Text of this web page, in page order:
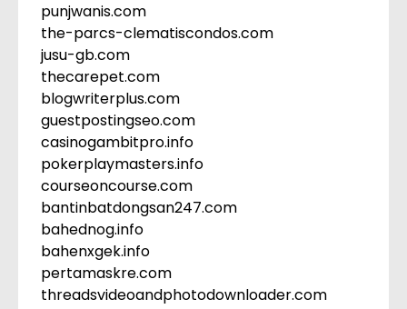
punjwanis.com
the-parcs-clematiscondos.com
jusu-gb.com
thecarepet.com
blogwriterplus.com
guestpostingseo.com
casinogambitpro.info
pokerplaymasters.info
courseoncourse.com
bantinbatdongsan247.com
bahednog.info
bahenxgek.info
pertamaskre.com
threadsvideoandphotodownloader.com